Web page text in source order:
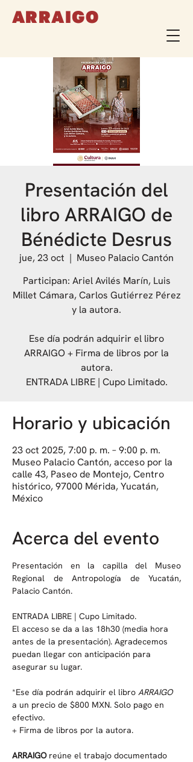
ARRAIGO
Presentación del
libro ARRAIGO de
Bénédicte Desrus
jue, 23 oct
  |
Museo Palacio Cantón
Participan: Ariel Avilés Marín, Luis
Millet Cámara, Carlos Gutiérrez Pérez
y la autora.
Ese día podrán adquirir el libro
ARRAIGO + Firma de libros por la
autora.
ENTRADA LIBRE | Cupo Limitado.
Horario y ubicación
23 oct 2025, 7:00 p. m. – 9:00 p. m.
Museo Palacio Cantón, acceso por la
calle 43, Paseo de Montejo, Centro
histórico, 97000 Mérida, Yucatán,
México
Acerca del evento
Presentación en la capilla del Museo
Regional de Antropología de Yucatán,
Palacio Cantón.
ENTRADA LIBRE | Cupo Limitado.
El acceso se da a las 18h30 (media hora
antes de la presentación). Agradecemos
puedan llegar con anticipación para
asegurar su lugar.
*Ese día podrán adquirir el libro ARRAIGO
a un precio de $800 MXN. Solo pago en
efectivo.
+ Firma de libros por la autora.
ARRAIGO reúne el trabajo documentado